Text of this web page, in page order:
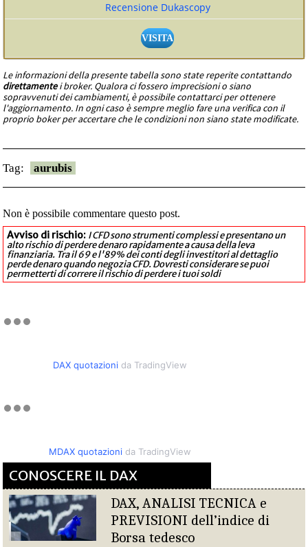
Recensione Dukascopy
VISITA
Le informazioni della presente tabella sono state reperite contattando
direttamentei broker. Qualora ci fossero imprecisioni o siano
sopravvenuti dei cambiamenti, è possibile contattarci per ottenere
l'aggiornamento. In ogni caso è sempre meglio fare una verifica con il
proprio boker per accertare che le condizioni non siano state modificate.
Tag: aurubis
Non è possibile commentare questo post.
Avviso di rischio: I CFD sono strumenti complessi e presentano un
alto rischio di perdere denaro rapidamente a causa della leva
finanziaria. Tra il 69 e l'89% dei conti degli investitori al dettaglio
perde denaro quando negozia CFD. Dovresti considerare se puoi
permetterti di correre il rischio di perdere i tuoi soldi
DAX quotazionida TradingView
MDAX quotazionida TradingView
CONOSCERE IL DAX
DAX, ANALISI TECNICA e
PREVISIONI dell’indice di
Borsa tedesco